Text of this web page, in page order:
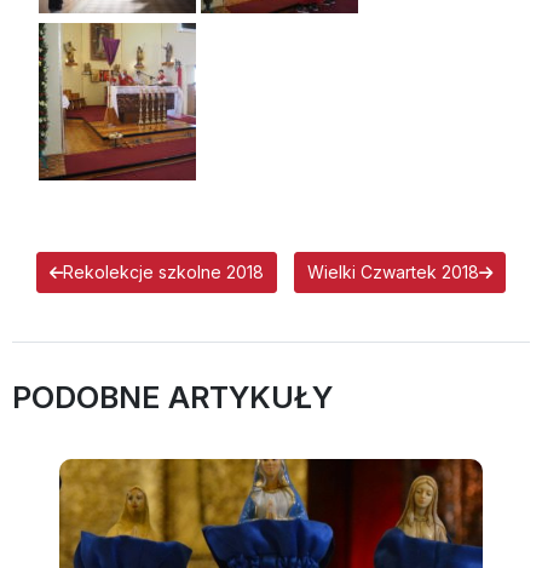
Rekolekcje szkolne 2018 Wielki Czwartek 2018
PODOBNE ARTYKUŁY